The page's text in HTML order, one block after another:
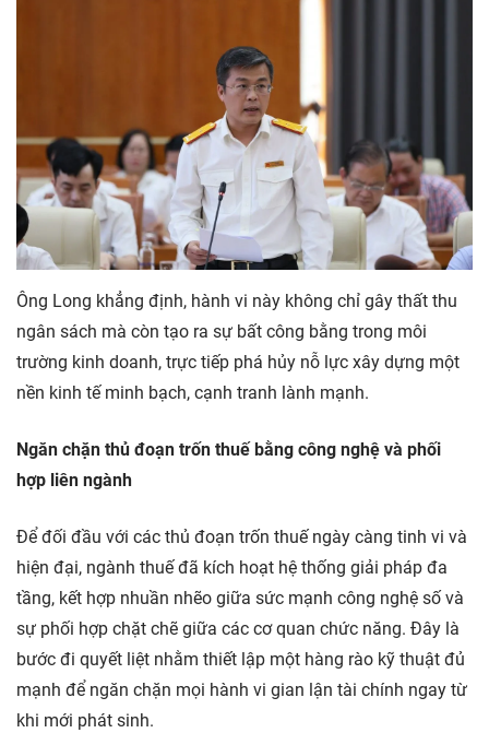
Ông Long khẳng định, hành vi này không chỉ gây thất thu
ngân sách mà còn tạo ra sự bất công bằng trong môi
trường kinh doanh, trực tiếp phá hủy nỗ lực xây dựng một
nền kinh tế minh bạch, cạnh tranh lành mạnh.
Ngăn chặn thủ đoạn trốn thuế bằng công nghệ và phối
hợp liên ngành
Để đối đầu với các thủ đoạn trốn thuế ngày càng tinh vi và
hiện đại, ngành thuế đã kích hoạt hệ thống giải pháp đa
tầng, kết hợp nhuần nhẽo giữa sức mạnh công nghệ số và
sự phối hợp chặt chẽ giữa các cơ quan chức năng. Đây là
bước đi quyết liệt nhằm thiết lập một hàng rào kỹ thuật đủ
mạnh để ngăn chặn mọi hành vi gian lận tài chính ngay từ
khi mới phát sinh.